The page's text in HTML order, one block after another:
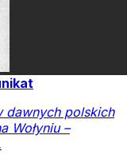
dawnych polskich
Wołyniu –